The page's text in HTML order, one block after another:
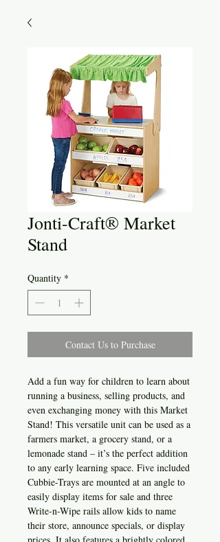
Jonti-Craft® Market
Stand
Quantity *
Contact Us to Purchase
Add a fun way for children to learn about
running a business, selling products, and
even exchanging money with this Market
Stand! This versatile unit can be used as a
farmers market, a grocery stand, or a
lemonade stand – it’s the perfect addition
to any early learning space. Five included
Cubbie-Trays are mounted at an angle to
easily display items for sale and three
Write-n-Wipe rails allow kids to name
their store, announce specials, or display
prices. It also features a brightly colored